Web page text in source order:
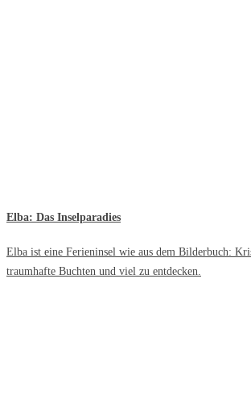
Elba: Das Inselparadies
Elba ist eine Ferieninsel wie aus dem Bilderbuch:
traumhafte Buchten und viel zu entdecken.